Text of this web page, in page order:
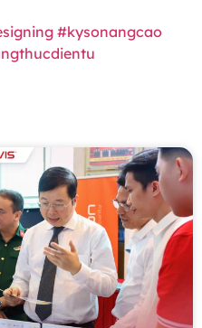
#kysonangcao